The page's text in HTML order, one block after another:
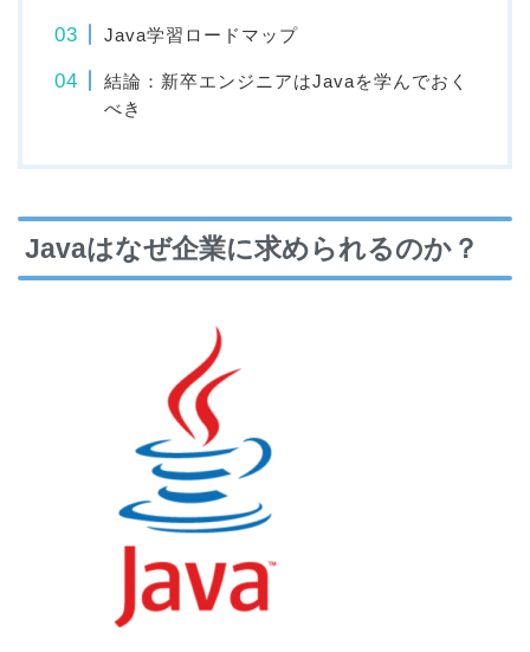
Java学習ロードマップ
結論：新卒エンジニアはJavaを学んでおく
べき
Javaはなぜ企業に求められるのか？